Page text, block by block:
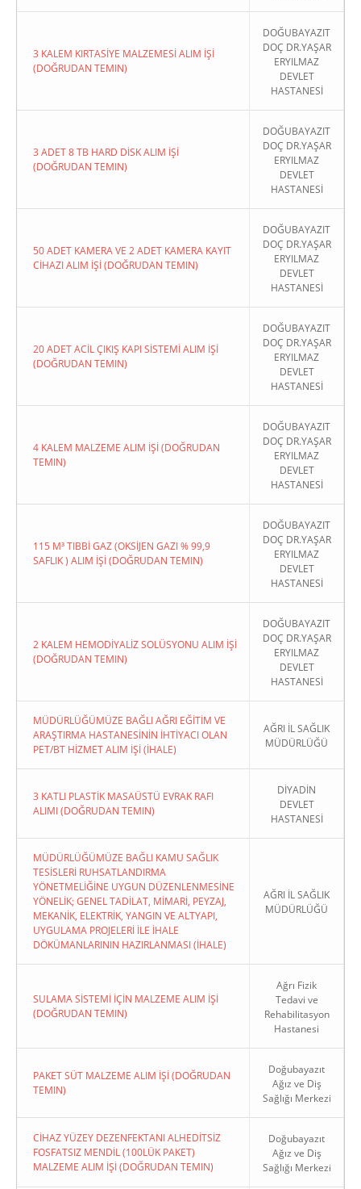
3 KALEM KIRTASİYE MALZEMESİ ALIM İŞİ
(DOĞRUDAN TEMIN)
DOĞUBAYAZIT
DOÇ DR.YAŞAR
ERYILMAZ
DEVLET
HASTANESİ
3 ADET 8 TB HARD DİSK ALIM İŞİ
(DOĞRUDAN TEMIN)
DOĞUBAYAZIT
DOÇ DR.YAŞAR
ERYILMAZ
DEVLET
HASTANESİ
50 ADET KAMERA VE 2 ADET KAMERA KAYIT
CİHAZI ALIM İŞİ (DOĞRUDAN TEMIN)
DOĞUBAYAZIT
DOÇ DR.YAŞAR
ERYILMAZ
DEVLET
HASTANESİ
20 ADET ACİL ÇIKIŞ KAPI SİSTEMİ ALIM İŞİ
(DOĞRUDAN TEMIN)
DOĞUBAYAZIT
DOÇ DR.YAŞAR
ERYILMAZ
DEVLET
HASTANESİ
4 KALEM MALZEME ALIM İŞİ (DOĞRUDAN
TEMIN)
DOĞUBAYAZIT
DOÇ DR.YAŞAR
ERYILMAZ
DEVLET
HASTANESİ
115 M³ TIBBİ GAZ (OKSİJEN GAZI % 99,9
SAFLIK ) ALIM İŞİ (DOĞRUDAN TEMIN)
DOĞUBAYAZIT
DOÇ DR.YAŞAR
ERYILMAZ
DEVLET
HASTANESİ
2 KALEM HEMODİYALİZ SOLÜSYONU ALIM İŞİ
(DOĞRUDAN TEMIN)
DOĞUBAYAZIT
DOÇ DR.YAŞAR
ERYILMAZ
DEVLET
HASTANESİ
MÜDÜRLÜĞÜMÜZE BAĞLI AĞRI EĞİTİM VE
ARAŞTIRMA HASTANESİNİN İHTİYACI OLAN
PET/BT HİZMET ALIM İŞİ (İHALE)
AĞRI İL SAĞLIK
MÜDÜRLÜĞÜ
3 KATLI PLASTİK MASAÜSTÜ EVRAK RAFI
ALIMI (DOĞRUDAN TEMIN)
DİYADİN
DEVLET
HASTANESİ
MÜDÜRLÜĞÜMÜZE BAĞLI KAMU SAĞLIK
TESİSLERİ RUHSATLANDIRMA
YÖNETMELİĞİNE UYGUN DÜZENLENMESİNE
YÖNELİK; GENEL TADİLAT, MİMARİ, PEYZAJ,
MEKANİK, ELEKTRİK, YANGIN VE ALTYAPI,
UYGULAMA PROJELERİ İLE İHALE
DÖKÜMANLARININ HAZIRLANMASI (İHALE)
AĞRI İL SAĞLIK
MÜDÜRLÜĞÜ
SULAMA SİSTEMİ İÇİN MALZEME ALIM İŞİ
(DOĞRUDAN TEMIN)
Ağrı Fizik
Tedavi ve
Rehabilitasyon
Hastanesi
PAKET SÜT MALZEME ALIM İŞİ (DOĞRUDAN
TEMIN)
Doğubayazıt
Ağız ve Diş
Sağlığı Merkezi
CİHAZ YÜZEY DEZENFEKTANI ALHEDİTSİZ
FOSFATSIZ MENDİL (100LÜK PAKET)
MALZEME ALIM İŞİ (DOĞRUDAN TEMIN)
Doğubayazıt
Ağız ve Diş
Sağlığı Merkezi